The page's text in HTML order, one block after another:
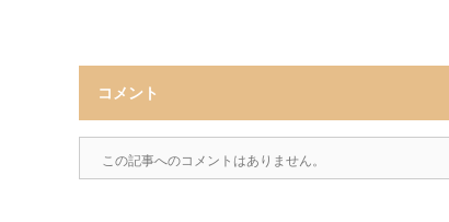
コメント
この記事へのコメントはありません。